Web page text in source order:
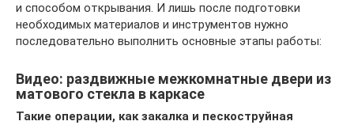
и способом открывания. И лишь после подготовки
необходимых материалов и инструментов нужно
последовательно выполнить основные этапы работы:
Видео: раздвижные межкомнатные двери из
матового стекла в каркасе
Такие операции, как закалка и пескоструйная